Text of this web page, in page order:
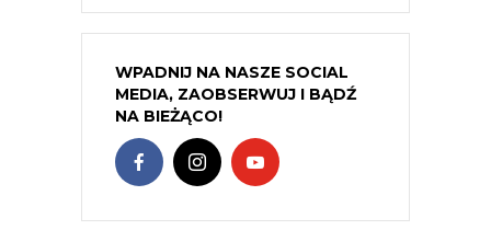
WPADNIJ NA NASZE SOCIAL
MEDIA, ZAOBSERWUJ I BĄDŹ
NA BIEŻĄCO!